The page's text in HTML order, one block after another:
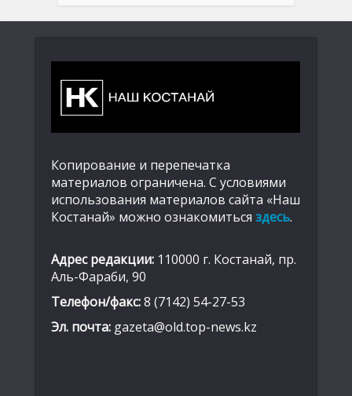
Копирование и перепечатка
материалов ограничена. С условиями
использования материалов сайта «Наш
Костанай» можно ознакомиться здесь.
Адрес редакции: 110000 г. Костанай, пр.
Аль-Фараби, 90
Телефон/факс:8 (7142) 54-27-53
Эл. почта: gazeta@old.top-news.kz